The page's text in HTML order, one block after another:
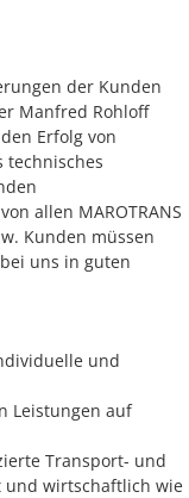
der Kunden
Manfred Rohloff
Erfolg von
technisches
allen MAROTRANS
Kunden müssen
uns in guten
und
Leistungen auf
Transport- und
und wirtschaftlich wie